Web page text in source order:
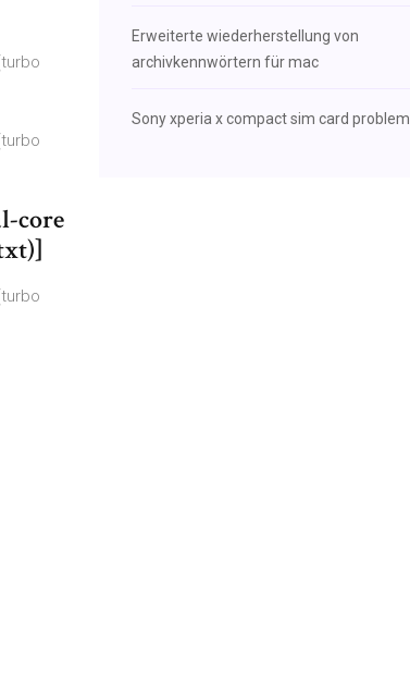
core
Erweiterte wiederherstellung von
archivkennwörtern für mac
Sony xperia x compact sim card problem